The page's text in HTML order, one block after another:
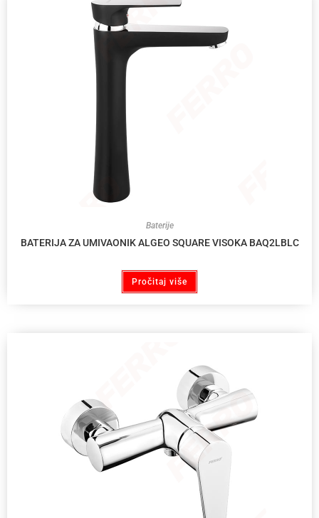
Baterije
BATERIJA ZA UMIVAONIK ALGEO SQUARE VISOKA BAQ2LBLC
Pročitaj više